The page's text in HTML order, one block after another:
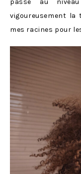
passe au
vigoureusement
mes racines pour